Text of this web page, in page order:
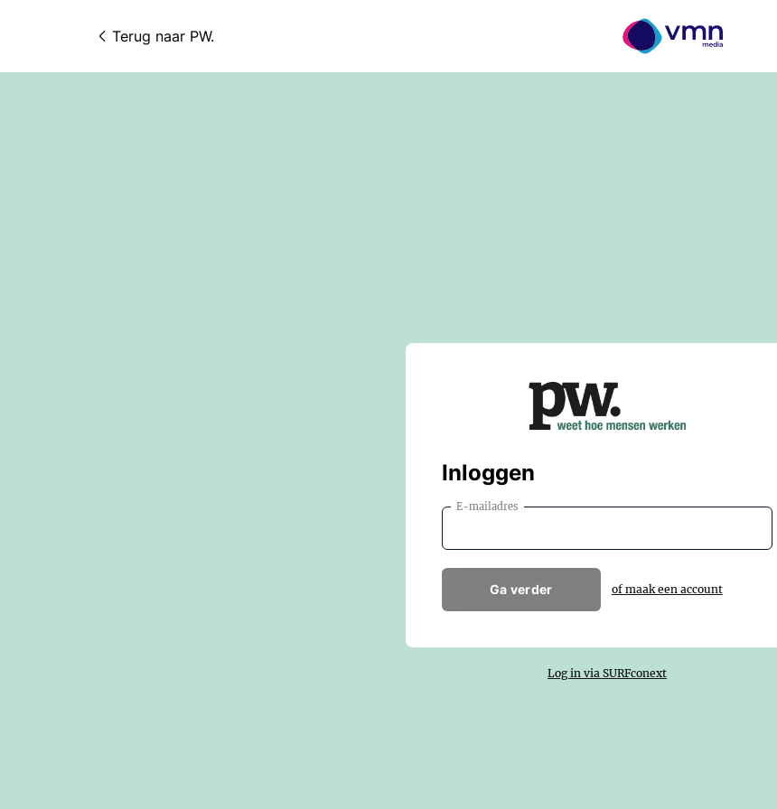
Terug naar PW.
Inloggen
E-mailadres
Ga verder of maak een account
Log in via SURFconext